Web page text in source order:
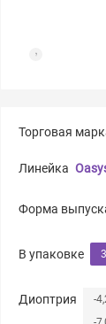
Торговая
Линейка
Форма
В упаковке
Диоптрия -